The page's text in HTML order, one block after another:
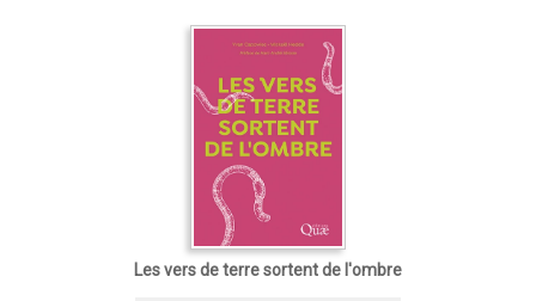
Les vers de terre sortent de l'ombre